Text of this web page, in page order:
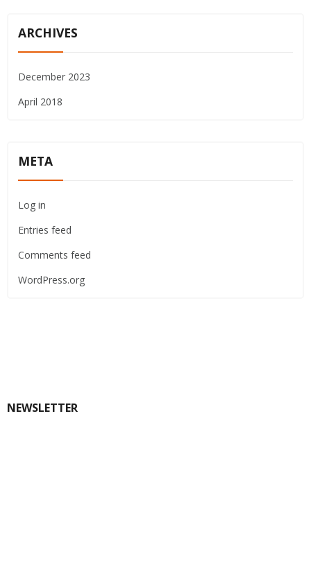
ARCHIVES
December 2023
April 2018
META
Log in
Entries feed
Comments feed
WordPress.org
NEWSLETTER